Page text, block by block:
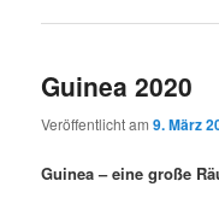
Guinea 2020
Veröffentlicht am9. März
Guinea – eine große